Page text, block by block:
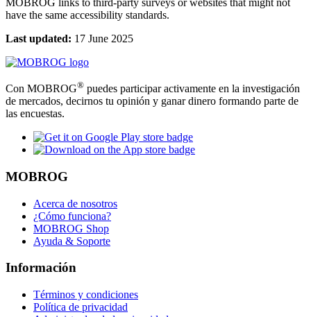
MOBROG links to third-party surveys or websites that might not
have the same accessibility standards.
Last updated: 17 June 2025
Con MOBROG® puedes participar activamente en la investigación
de mercados, decirnos tu opinión y ganar dinero formando parte de
las encuestas.
MOBROG
Acerca de nosotros
¿Cómo funciona?
MOBROG Shop
Ayuda & Soporte
Información
Términos y condiciones
Política de privacidad